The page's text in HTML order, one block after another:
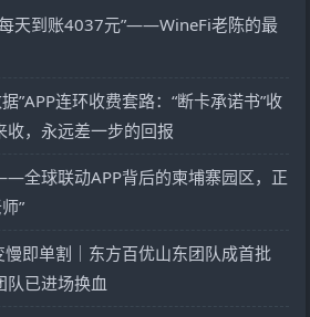
天到账4037元”——WineFi老陈的最
”APP连环收费套路：“断卡承诺书”收
收，永远差一步的回报
全球联动APP背后的柬埔寨园区，正
”
慢即单割｜东方百优山东团队成首批
队已进场换血